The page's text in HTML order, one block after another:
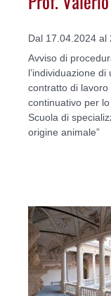
Dal 17.04.2024 al
Avviso di
l’individuazione
contratto di
continuativo per
Scuola di
origine animale”